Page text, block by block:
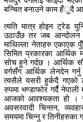
बन्चित बनाउने काम हँुदै
त्यति मात्र होइन ट्रेड
उठाउँछ तर जब आन्दोलन
माथिल्ला नेताहरु एकाएक
सिमित प्रकारका आर्थिक
सोच हुने गर्दछ । आर्थिक
वर्गसँग आर्थिक लेनदेन
त्यसैले यसरी हुर्कदै गएको
रुपमा भण्डाफोर गर्दै
आजको आवश्यकता हो ।
अवसरवादी चिन्तन,
समयमा चिन्नु र तिनीहरुका